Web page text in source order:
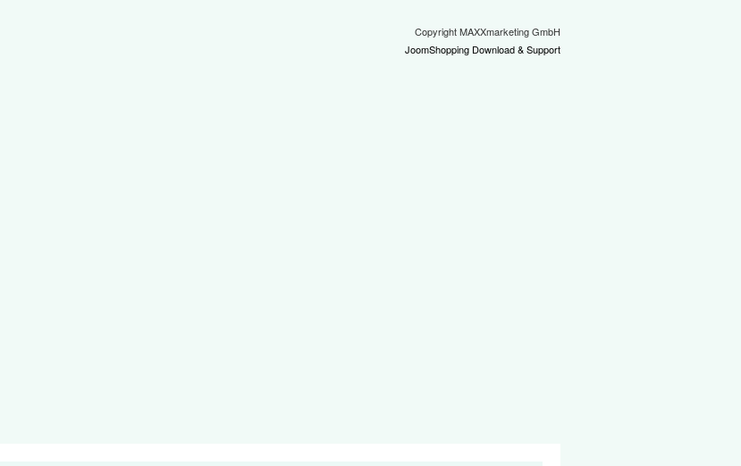
Copyright MAXXmarketing GmbH
JoomShopping Download & Support